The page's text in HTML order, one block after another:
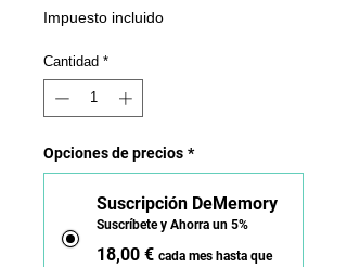
Impuesto incluido
Cantidad *
Opciones de precios *
Suscripción DeMemory
Suscríbete y Ahorra un 5%
18,00 € cada mes hasta que